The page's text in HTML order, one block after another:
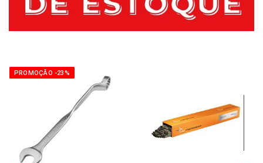
PROMOÇÃO -23%